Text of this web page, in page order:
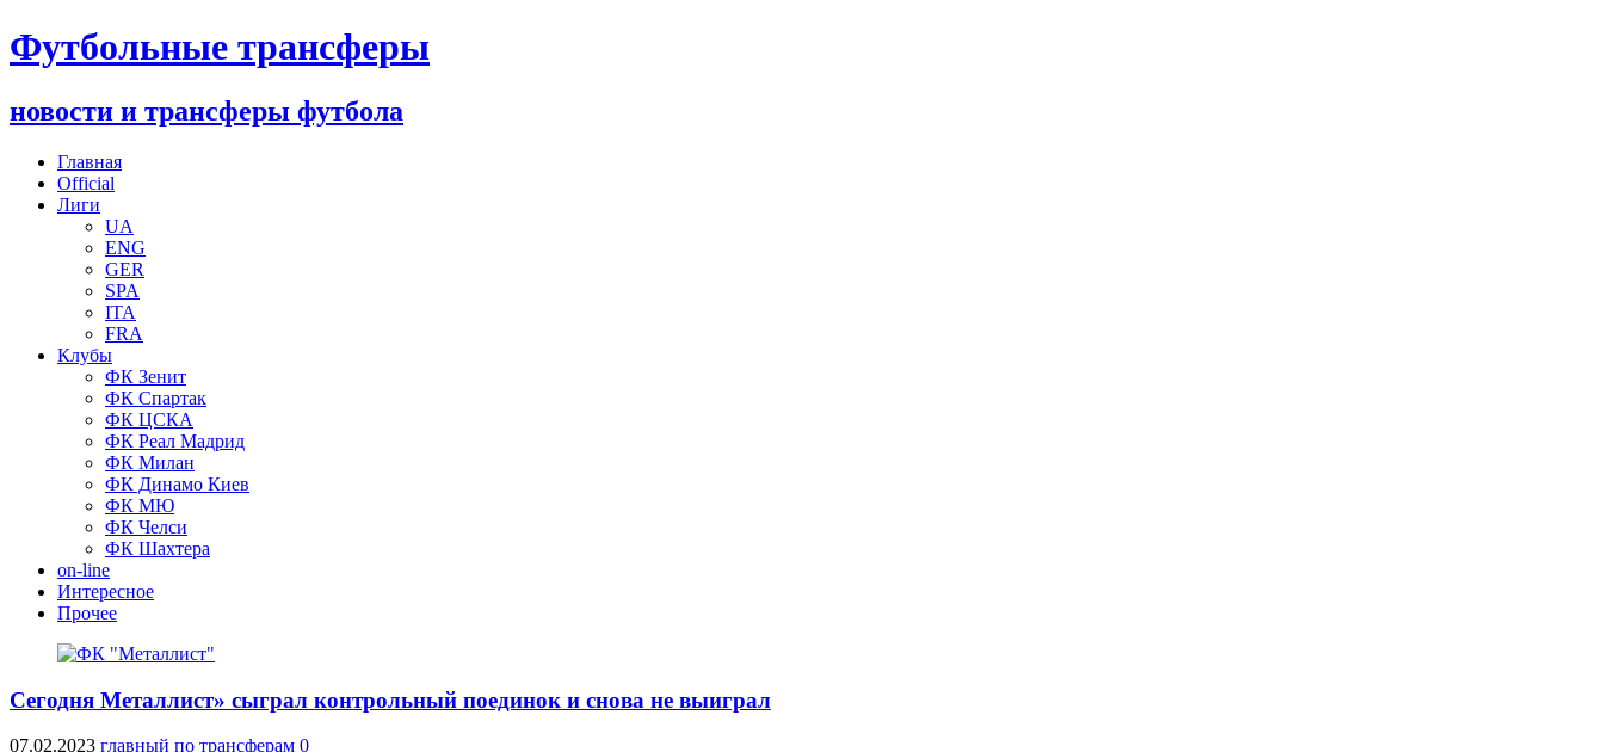
Футбольные трансферы
новости и трансферы футбола
Главная
Official
Лиги
UA
ENG
GER
SPA
ITA
FRA
Клубы
ФК Зенит
ФК Спартак
ФК ЦСКА
ФК Реал Мадрид
ФК Милан
ФК Динамо Киев
ФК МЮ
ФК Челси
ФК Шахтера
on-line
Интересное
Прочее
Сегодня Металлист» сыграл контрольный поединок и снова не выиграл
07.02.2023 главный по трансферам 0